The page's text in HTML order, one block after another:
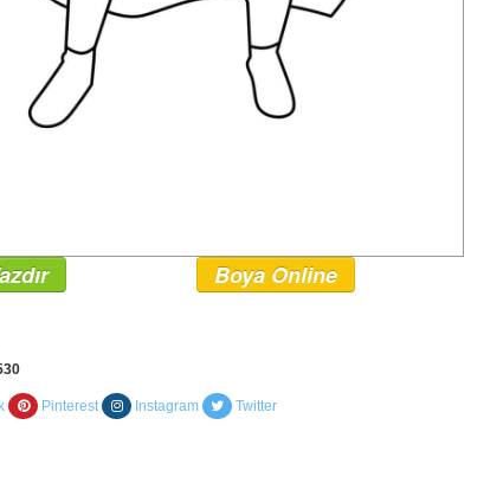
Boya Online
Pinterest Instagram Twitter